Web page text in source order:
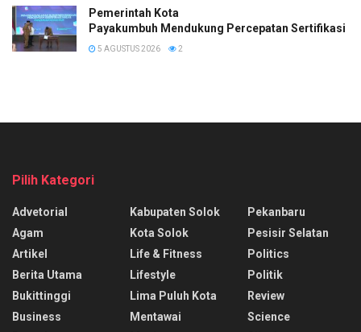
Pemerintah Kota
Payakumbuh Mendukung Percepatan Sertifikasi
5 AGUSTUS 2026 2
Pilih Kategori
Advetorial
Agam
Artikel
Berita Utama
Bukittinggi
Business
Kabupaten Solok
Kota Solok
Life & Fitness
Lifestyle
Lima Puluh Kota
Mentawai
Pekanbaru
Pesisir Selatan
Politics
Politik
Review
Science